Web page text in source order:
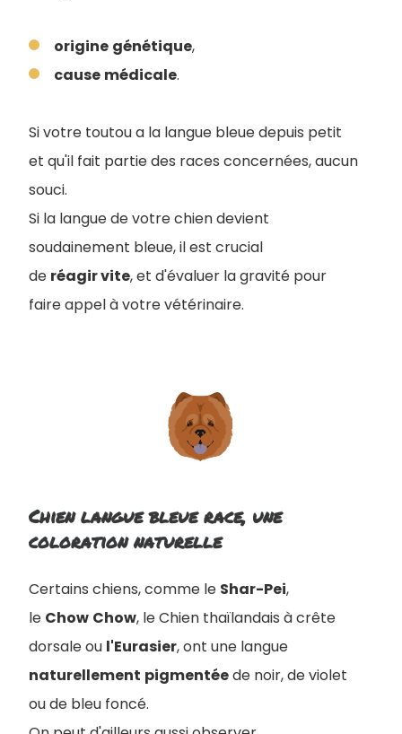
origine génétique,
cause médicale.
Si votre toutou a la langue bleue depuis petit
et qu'il fait partie des races concernées, aucun
souci.
Si la langue de votre chien devient
soudainement bleue, il est crucial
de réagir vite, et d'évaluer la gravité pour
faire appel à votre vétérinaire.
Chien langue bleue race, une
coloration naturelle
Certains chiens, comme le Shar-Pei,
le Chow Chow, le Chien thaïlandais à crête
dorsale ou l'Eurasier, ont une langue
naturellement pigmentéede noir, de violet
ou de bleu foncé.